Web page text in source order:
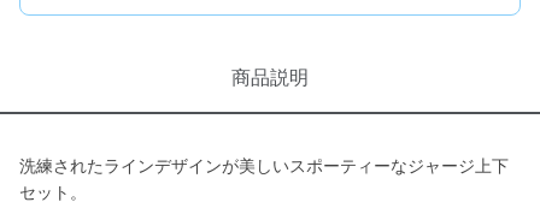
商品説明
洗練されたラインデザインが美しいスポーティーなジャージ上下
セット。